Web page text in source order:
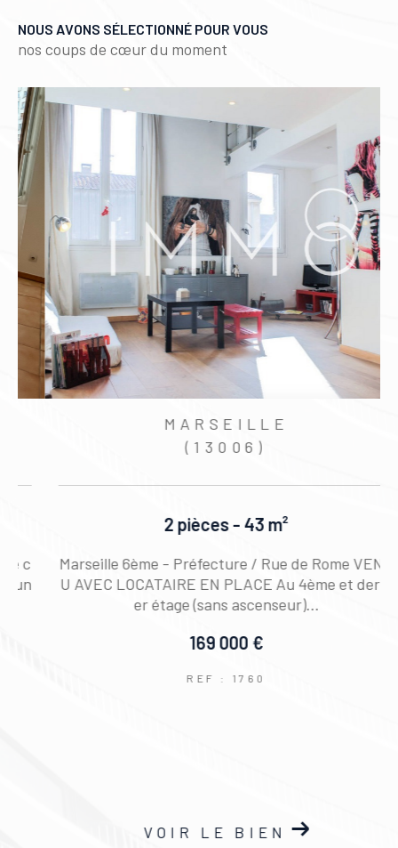
NOUS AVONS SÉLECTIONNÉ POUR VOUS
nos coups de cœur du moment
MARSEILLE
(13006)
2 pièces - 43 m²
Marseille 6ème - Préfecture / Rue de Rome VEND
U AVEC LOCATAIRE EN PLACE Au 4ème et derni
er étage (sans ascenseur)...
169 000 €
REF : 1760
VOIR LE BIEN